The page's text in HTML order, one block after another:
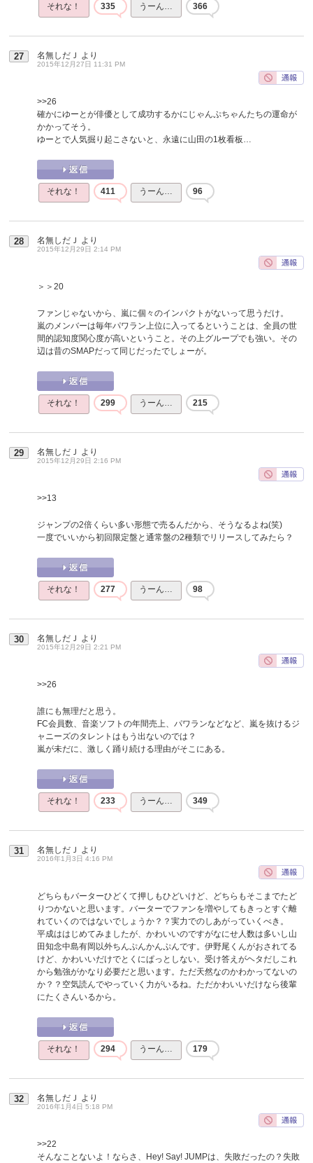
それな！ 335 うーん… 366
27 名無しだＪ より
2015年12月27日 11:31 PM
>>26
確かにゆーとが俳優として成功するかにじゃんぷちゃんたちの運命が
かかってそう。
ゆーとで人気掘り起こさないと、永遠に山田の1枚看板…
それな！ 411 うーん… 96
28 名無しだＪ より
2015年12月29日 2:14 PM
＞＞20
ファンじゃないから、嵐に個々のインパクトがないって思うだけ。
嵐のメンバーは毎年パワラン上位に入ってるということは、全員の世
間的認知度関心度が高いということ。その上グループでも強い。その
辺は昔のSMAPだって同じだったでしょーが。
それな！ 299 うーん… 215
29 名無しだＪ より
2015年12月29日 2:16 PM
>>13
ジャンプの2倍くらい多い形態で売るんだから、そうなるよね(笑)
一度でいいから初回限定盤と通常盤の2種類でリリースしてみたら？
それな！ 277 うーん… 98
30 名無しだＪ より
2015年12月29日 2:21 PM
>>26
誰にも無理だと思う。
FC会員数、音楽ソフトの年間売上、パワランなどなど、嵐を抜けるジ
ャニーズのタレントはもう出ないのでは？
嵐が未だに、激しく踊り続ける理由がそこにある。
それな！ 233 うーん… 349
31 名無しだＪ より
2016年1月3日 4:16 PM
どちらもバーターひどくて押しもひどいけど、どちらもそこまでたど
りつかないと思います。バーターでファンを増やしてもきっとすぐ離
れていくのではないでしょうか？？実力でのしあがっていくべき。
平成ははじめてみましたが、かわいいのですがなにせ人数は多いし山
田知念中島有岡以外ちんぷんかんぷんです。伊野尾くんがおされてる
けど、かわいいだけでとくにぱっとしない。受け答えがヘタだしこれ
から勉強がかなり必要だと思います。ただ天然なのかわかってないの
か？？空気読んでやっていく力がいるね。ただかわいいだけなら後輩
にたくさんいるから。
それな！ 294 うーん… 179
32 名無しだＪ より
2016年1月4日 5:18 PM
>>22
そんなことないよ！ならさ、Hey! Say! JUMPは、失敗だったの？失敗